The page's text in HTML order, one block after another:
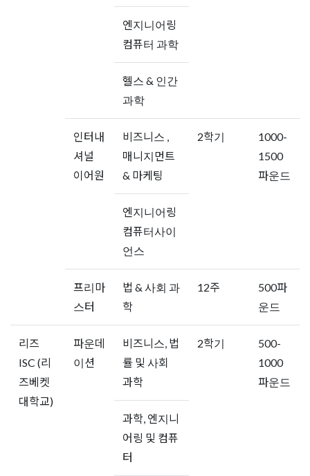
엔지니어링
컴퓨터 과학
헬스 & 인간
과학
인터내
셔널
이어원
비즈니스 ,
매니지먼트
& 마케팅
2학기
1000-
1500
파운드
엔지니어링
컴퓨터사이
언스
프리마
스터
법 & 사회 과
학
12주
500파
운드
리즈
ISC (리
즈베켓
대학교)
파운데
이션
비즈니스, 법
률 및 사회
과학
2학기
500-
1000
파운드
과학, 엔지니
어링 및 컴퓨
터